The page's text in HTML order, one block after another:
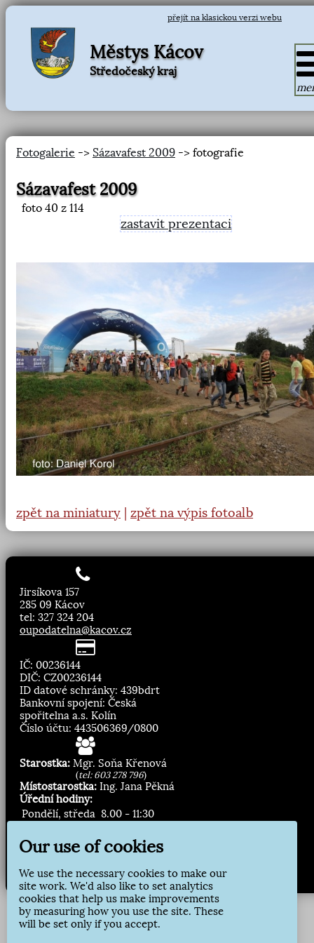
přejít na klasickou verzi webu
Městys Kácov
Středočeský kraj
Fotogalerie -> Sázavafest 2009 -> fotografie
Sázavafest 2009
foto 40 z 114
zastavit prezentaci
zpět na miniatury zpět na výpis fotoalb
Jirsíkova 157
285 09 Kácov
tel: 327 324 204
oupodatelna@kacov.cz
IČ: 00236144
DIČ: CZ00236144
ID datové schránky: 439bdrt
Bankovní spojení: Česká
spořitelna a.s. Kolín
Číslo účtu: 443506369/0800
Starostka: Mgr. Soňa Křenová
(tel: 603 278 796)
Místostarostka: Ing. Jana Pěkná
Úřední hodiny:
Pondělí, středa 8.00 - 11:30
Zasílání novinek:
Přihlásit odběr
Our use of cookies
We use the necessary cookies to make our
site work. We'd also like to set analytics
cookies that help us make improvements
by measuring how you use the site. These
will be set only if you accept.